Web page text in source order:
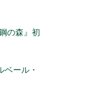
の森』初
ベール・